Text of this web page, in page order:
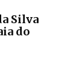
Silva
do